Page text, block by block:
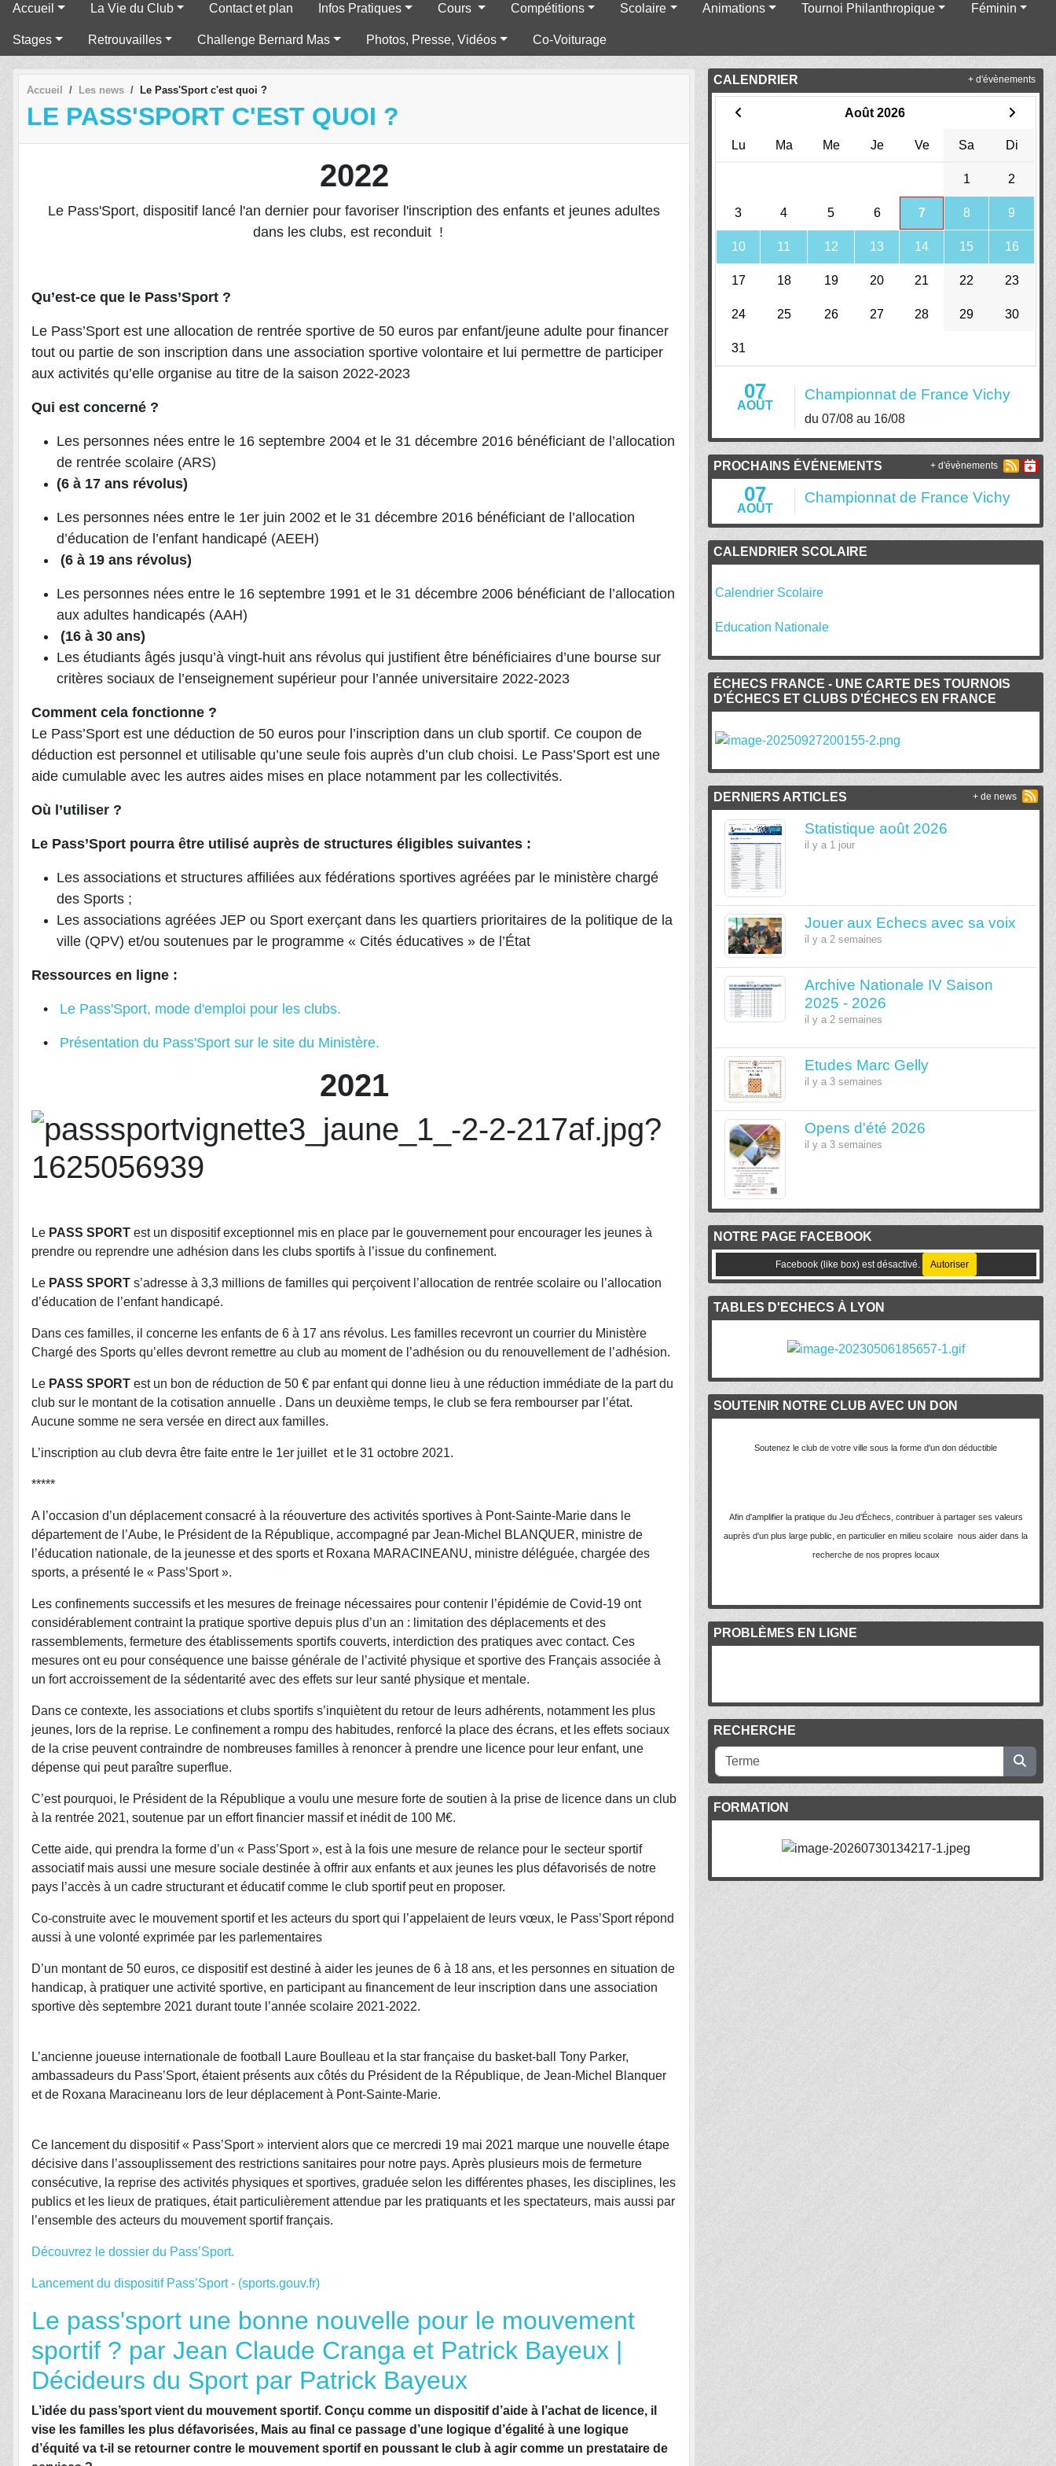
Accueil La Vie du Club Contact et plan Infos Pratiques Cours Compétitions Scolaire Animations Tournoi Philanthropique Féminin
Stages Retrouvailles Challenge Bernard Mas Photos, Presse, Vidéos Co-Voiturage
Accueil Les news Le Pass'Sport c'est quoi ?
LE PASS'SPORT C'EST QUOI ?
2022
Le Pass'Sport, dispositif lancé l'an dernier pour favoriser l'inscription des enfants et jeunes adultes
dans les clubs, est reconduit !
Qu’est-ce que le Pass’Sport ?
Le Pass’Sport est une allocation de rentrée sportive de 50 euros par enfant/jeune adulte pour financer
tout ou partie de son inscription dans une association sportive volontaire et lui permettre de participer
aux activités qu’elle organise au titre de la saison 2022-2023
Qui est concerné ?
Les personnes nées entre le 16 septembre 2004 et le 31 décembre 2016 bénéficiant de l’allocation
de rentrée scolaire (ARS)
(6 à 17 ans révolus)
Les personnes nées entre le 1er juin 2002 et le 31 décembre 2016 bénéficiant de l’allocation
d’éducation de l’enfant handicapé (AEEH)
(6 à 19 ans révolus)
Les personnes nées entre le 16 septembre 1991 et le 31 décembre 2006 bénéficiant de l’allocation
aux adultes handicapés (AAH)
(16 à 30 ans)
Les étudiants âgés jusqu’à vingt-huit ans révolus qui justifient être bénéficiaires d’une bourse sur
critères sociaux de l’enseignement supérieur pour l’année universitaire 2022-2023
Comment cela fonctionne ?
Le Pass’Sport est une déduction de 50 euros pour l’inscription dans un club sportif. Ce coupon de
déduction est personnel et utilisable qu’une seule fois auprès d’un club choisi. Le Pass’Sport est une
aide cumulable avec les autres aides mises en place notamment par les collectivités.
Où l’utiliser ?
Le Pass’Sport pourra être utilisé auprès de structures éligibles suivantes :
Les associations et structures affiliées aux fédérations sportives agréées par le ministère chargé
des Sports ;
Les associations agréées JEP ou Sport exerçant dans les quartiers prioritaires de la politique de la
ville (QPV) et/ou soutenues par le programme « Cités éducatives » de l’État
Ressources en ligne :
• Le Pass'Sport, mode d'emploi pour les clubs.
• Présentation du Pass'Sport sur le site du Ministère.
2021
Le PASS SPORT est un dispositif exceptionnel mis en place par le gouvernement pour encourager les jeunes à
prendre ou reprendre une adhésion dans les clubs sportifs à l’issue du confinement.
Le PASS SPORT s’adresse à 3,3 millions de familles qui perçoivent l’allocation de rentrée scolaire ou l’allocation
d’éducation de l’enfant handicapé.
Dans ces familles, il concerne les enfants de 6 à 17 ans révolus. Les familles recevront un courrier du Ministère
Chargé des Sports qu’elles devront remettre au club au moment de l’adhésion ou du renouvellement de l’adhésion.
Le PASS SPORT est un bon de réduction de 50 € par enfant qui donne lieu à une réduction immédiate de la part du
club sur le montant de la cotisation annuelle . Dans un deuxième temps, le club se fera rembourser par l’état.
Aucune somme ne sera versée en direct aux familles.
L’inscription au club devra être faite entre le 1er juillet et le 31 octobre 2021.
*****
A l’occasion d’un déplacement consacré à la réouverture des activités sportives à Pont-Sainte-Marie dans le
département de l’Aube, le Président de la République, accompagné par Jean-Michel BLANQUER, ministre de
l’éducation nationale, de la jeunesse et des sports et Roxana MARACINEANU, ministre déléguée, chargée des
sports, a présenté le « Pass’Sport ».
Les confinements successifs et les mesures de freinage nécessaires pour contenir l’épidémie de Covid-19 ont
considérablement contraint la pratique sportive depuis plus d’un an : limitation des déplacements et des
rassemblements, fermeture des établissements sportifs couverts, interdiction des pratiques avec contact. Ces
mesures ont eu pour conséquence une baisse générale de l’activité physique et sportive des Français associée à
un fort accroissement de la sédentarité avec des effets sur leur santé physique et mentale.
Dans ce contexte, les associations et clubs sportifs s’inquiètent du retour de leurs adhérents, notamment les plus
jeunes, lors de la reprise. Le confinement a rompu des habitudes, renforcé la place des écrans, et les effets sociaux
de la crise peuvent contraindre de nombreuses familles à renoncer à prendre une licence pour leur enfant, une
dépense qui peut paraître superflue.
C’est pourquoi, le Président de la République a voulu une mesure forte de soutien à la prise de licence dans un club
à la rentrée 2021, soutenue par un effort financier massif et inédit de 100 M€.
Cette aide, qui prendra la forme d’un « Pass’Sport », est à la fois une mesure de relance pour le secteur sportif
associatif mais aussi une mesure sociale destinée à offrir aux enfants et aux jeunes les plus défavorisés de notre
pays l’accès à un cadre structurant et éducatif comme le club sportif peut en proposer.
Co-construite avec le mouvement sportif et les acteurs du sport qui l’appelaient de leurs vœux, le Pass’Sport répond
aussi à une volonté exprimée par les parlementaires
D’un montant de 50 euros, ce dispositif est destiné à aider les jeunes de 6 à 18 ans, et les personnes en situation de
handicap, à pratiquer une activité sportive, en participant au financement de leur inscription dans une association
sportive dès septembre 2021 durant toute l’année scolaire 2021-2022.
L’ancienne joueuse internationale de football Laure Boulleau et la star française du basket-ball Tony Parker,
ambassadeurs du Pass’Sport, étaient présents aux côtés du Président de la République, de Jean-Michel Blanquer
et de Roxana Maracineanu lors de leur déplacement à Pont-Sainte-Marie.
Ce lancement du dispositif « Pass’Sport » intervient alors que ce mercredi 19 mai 2021 marque une nouvelle étape
décisive dans l’assouplissement des restrictions sanitaires pour notre pays. Après plusieurs mois de fermeture
consécutive, la reprise des activités physiques et sportives, graduée selon les différentes phases, les disciplines, les
publics et les lieux de pratiques, était particulièrement attendue par les pratiquants et les spectateurs, mais aussi par
l’ensemble des acteurs du mouvement sportif français.
Découvrez le dossier du Pass’Sport.
Lancement du dispositif Pass’Sport - (sports.gouv.fr)
Le pass'sport une bonne nouvelle pour le mouvement
sportif ? par Jean Claude Cranga et Patrick Bayeux |
Décideurs du Sport par Patrick Bayeux
L’idée du pass’sport vient du mouvement sportif. Conçu comme un dispositif d’aide à l’achat de licence, il
vise les familles les plus défavorisées, Mais au final ce passage d’une logique d’égalité à une logique
d’équité va t-il se retourner contre le mouvement sportif en poussant le club à agir comme un prestataire de
CALENDRIER
Août 2026
Lu Ma Me Je Ve Sa Di
1 2
3 4 5 6 7 8 9
10 11 12 13 14 15 16
17 18 19 20 21 22 23
24 25 26 27 28 29 30
31
07
AOÛT
Championnat de France Vichy
du 07/08 au 16/08
+ d'évènements
PROCHAINS ÉVÉNEMENTS
07
AOÛT
Championnat de France Vichy
+ d'évènements
CALENDRIER SCOLAIRE
Calendrier Scolaire
Education Nationale
ÉCHECS FRANCE - UNE CARTE DES TOURNOIS
D'ÉCHECS ET CLUBS D'ÉCHECS EN FRANCE
DERNIERS ARTICLES
Statistique août 2026
il y a 1 jour
Jouer aux Echecs avec sa voix
il y a 2 semaines
Archive Nationale IV Saison
2025 - 2026
il y a 2 semaines
Etudes Marc Gelly
il y a 3 semaines
Opens d'été 2026
il y a 3 semaines
+ de news
NOTRE PAGE FACEBOOK
Facebook (like box) est désactivé. Autoriser
TABLES D'ECHECS À LYON
SOUTENIR NOTRE CLUB AVEC UN DON
Soutenez le club de votre ville sous la forme d'un don déductible
Afin d'amplifier la pratique du Jeu d'Échecs, contribuer à partager ses valeurs
auprès d'un plus large public, en particulier en milieu scolaire nous aider dans la
recherche de nos propres locaux
PROBLÈMES EN LIGNE
RECHERCHE
FORMATION